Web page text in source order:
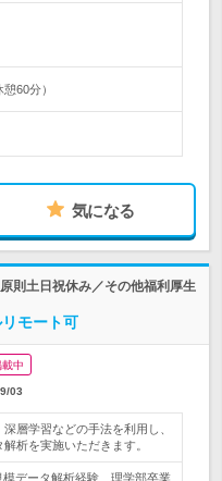
60分）
気になる
土日祝休み／その他福利厚生
モート可
中
03
層学習などの手法を利用し、
析を実施いただきます。
データ解析経験、理学部卒業